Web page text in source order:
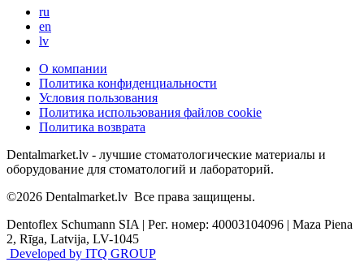
ru
en
lv
О компании
Политика конфиденциальности
Условия пользования
Политика использования файлов cookie
Политика возврата
Dentalmarket.lv - лучшие стоматологические материалы и
оборудование для стоматологий и лабораторий.
©2026 Dentalmarket.lv Все права защищены.
Dentoflex Schumann SIA | Рег. номер: 40003104096 | Maza Piena
2, Rīga, Latvija, LV-1045
Developed by ITQ GROUP